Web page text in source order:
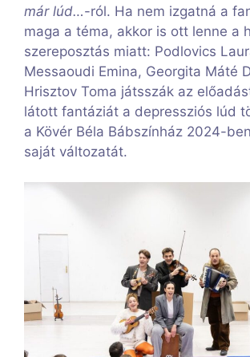
már lúd…-ról. Ha nem izgatná a
maga a téma, akkor is ott lenne a
szereposztás miatt: Podlovics
Messaoudi Emina, Georgita Máté
Hrisztov Toma játsszák az
látott fantáziát a depressziós lúd
a Kövér Béla Bábszínház 2024-
saját változatát.